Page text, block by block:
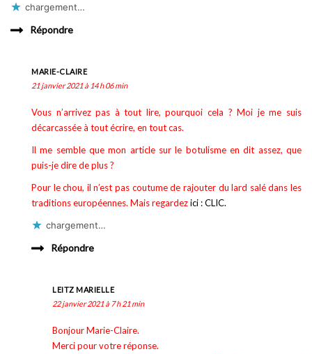
chargement…
Répondre
MARIE-CLAIRE
21 janvier 2021 à 14 h 06 min
Vous n’arrivez pas à tout lire, pourquoi cela ? Moi je me suis
décarcassée à tout écrire, en tout cas.
Il me semble que mon article sur le botulisme en dit assez, que
puis-je dire de plus ?
Pour le chou, il n’est pas coutume de rajouter du lard salé dans les
traditions européennes. Mais regardezici : CLIC.
chargement…
Répondre
LEITZ MARIELLE
22 janvier 2021 à 7 h 21 min
Bonjour Marie-Claire.
Merci pour votre réponse.